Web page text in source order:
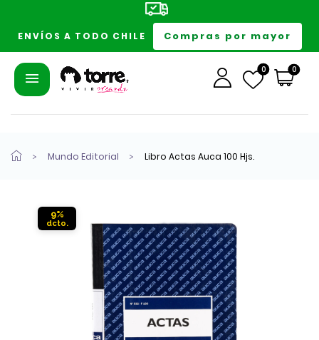
ENVÍOS A TODO CHILE Compras por mayor
0 0
Mundo Editorial Libro Actas Auca 100 Hjs.
9%